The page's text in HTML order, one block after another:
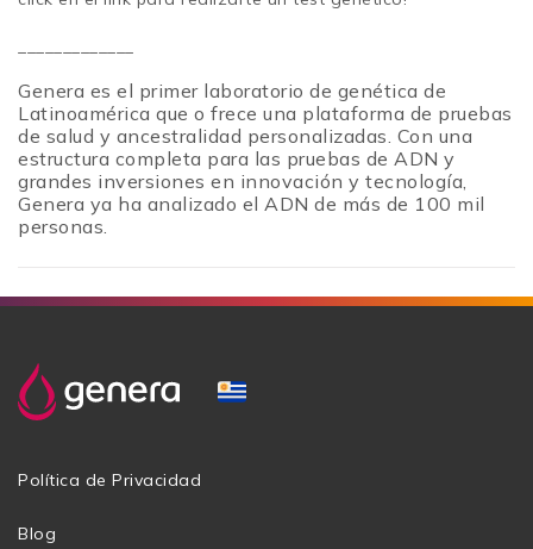
Genera es el primer laboratorio de genética de
Latinoamérica que o frece una plataforma de pruebas
de salud y ancestralidad personalizadas. Con una
estructura completa para las pruebas de ADN y
grandes inversiones en innovación y tecnología,
Genera ya ha analizado el ADN de más de 100 mil
personas.
Política de Privacidad
Blog